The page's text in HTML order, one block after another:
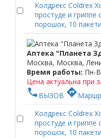
Колдрекс Coldrex
простуде и гриппе
порошок, 10
Аптека "Планета
Москва, Москва,
Время работы: Пн-
Цена актуальна при
phone ВЫЗОВ directions
Колдрекс Coldrex
простуде и гриппе
порошок, 10